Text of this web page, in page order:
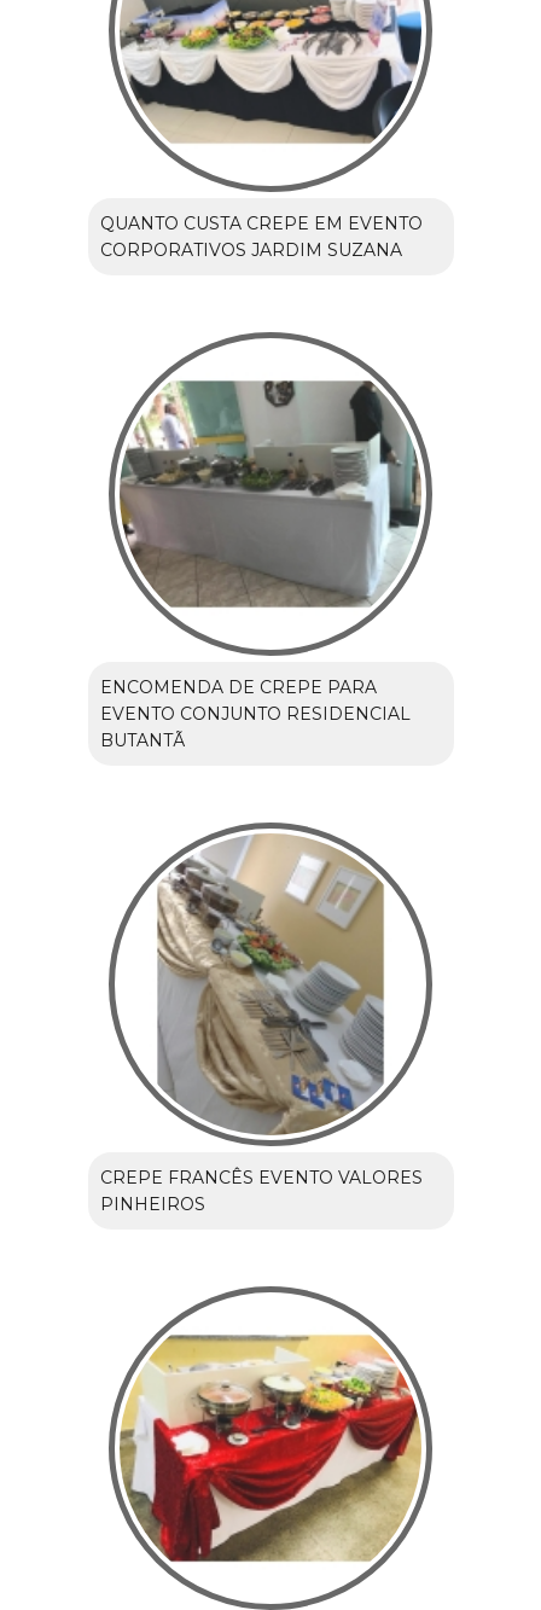
QUANTO CUSTA CREPE EM EVENTO
CORPORATIVOS JARDIM SUZANA
ENCOMENDA DE CREPE PARA
EVENTO CONJUNTO RESIDENCIAL
BUTANTÃ
CREPE FRANCÊS EVENTO VALORES
PINHEIROS